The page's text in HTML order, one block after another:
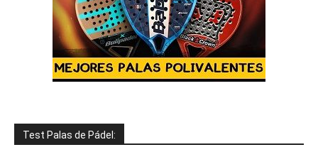
Test Palas de Pádel: